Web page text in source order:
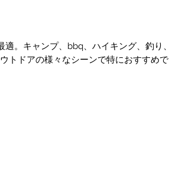
。キャンプ、bbq、ハイキング、釣り、
トドアの様々なシーンで特におすすめで